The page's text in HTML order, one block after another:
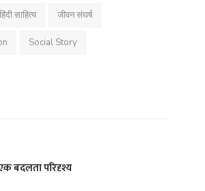
हिंदी साहित्य जीवन संघर्ष
Social Story
बदलता परिदृश्य